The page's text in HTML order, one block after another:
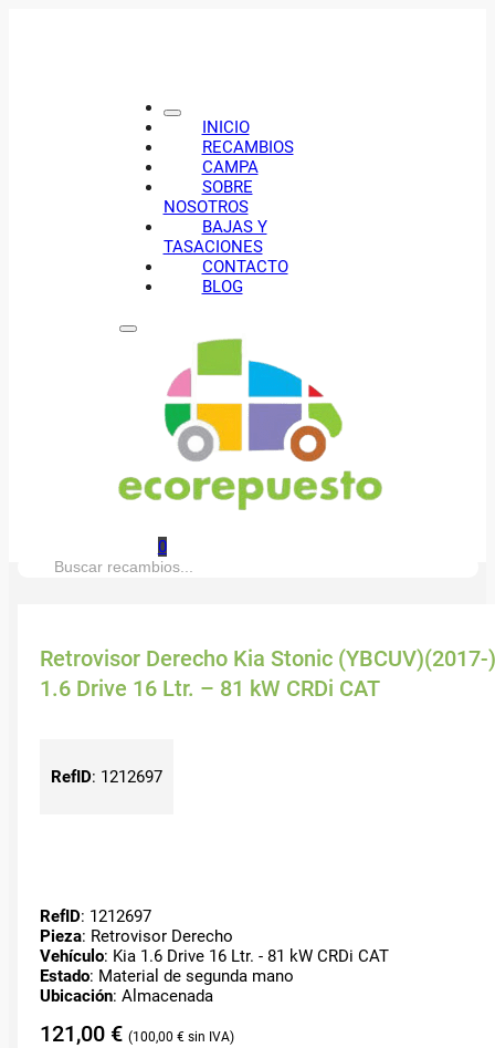
INICIO
RECAMBIOS
CAMPA
SOBRE
NOSOTROS
BAJAS Y
TASACIONES
CONTACTO
BLOG
0
Buscar:
Retrovisor Derecho Kia Stonic (YBCUV)(2017-)
1.6 Drive 16 Ltr. – 81 kW CRDi CAT
RefID: 1212697
RefID: 1212697
Pieza: Retrovisor Derecho
Vehículo: Kia 1.6 Drive 16 Ltr. - 81 kW CRDi CAT
Estado: Material de segunda mano
Ubicación: Almacenada
121,00 € 100,00 €